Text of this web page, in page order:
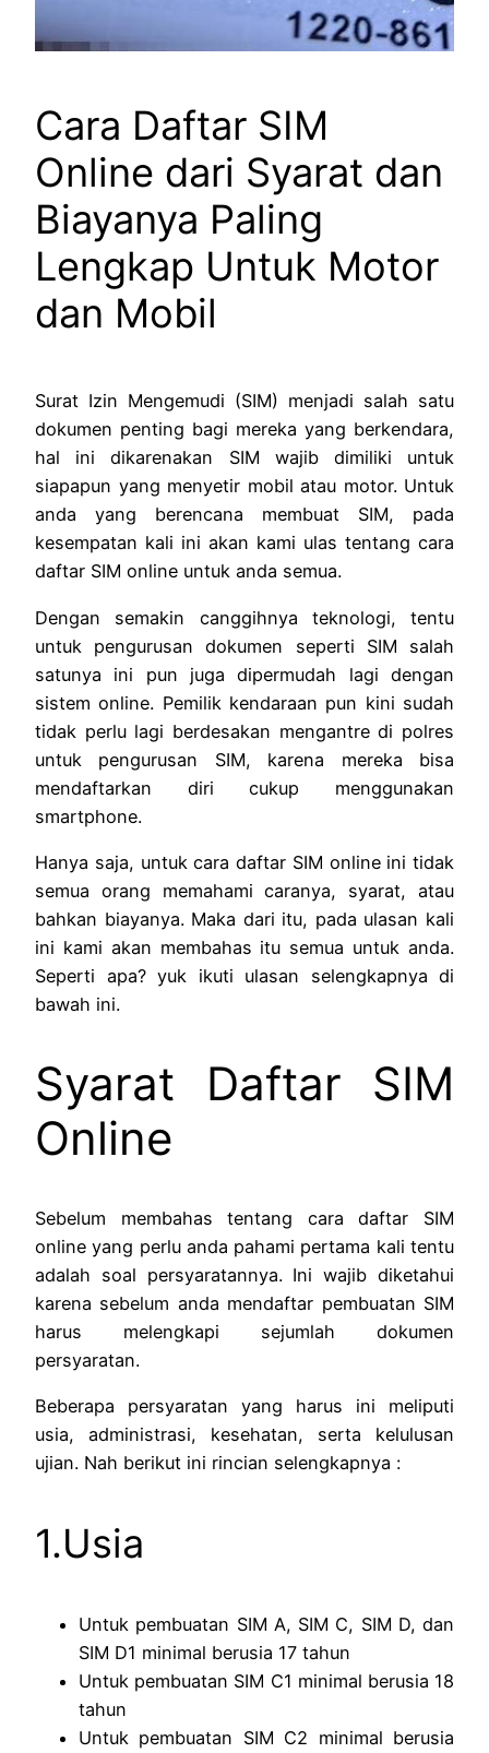
Cara Daftar SIM
Online dari Syarat dan
Biayanya Paling
Lengkap Untuk Motor
dan Mobil
Surat Izin Mengemudi (SIM) menjadi salah satu
dokumen penting bagi mereka yang berkendara,
hal ini dikarenakan SIM wajib dimiliki untuk
siapapun yang menyetir mobil atau motor. Untuk
anda yang berencana membuat SIM, pada
kesempatan kali ini akan kami ulas tentang cara
daftar SIM online untuk anda semua.
Dengan semakin canggihnya teknologi, tentu
untuk pengurusan dokumen seperti SIM salah
satunya ini pun juga dipermudah lagi dengan
sistem online. Pemilik kendaraan pun kini sudah
tidak perlu lagi berdesakan mengantre di polres
untuk pengurusan SIM, karena mereka bisa
mendaftarkan diri cukup menggunakan
smartphone.
Hanya saja, untuk cara daftar SIM online ini tidak
semua orang memahami caranya, syarat, atau
bahkan biayanya. Maka dari itu, pada ulasan kali
ini kami akan membahas itu semua untuk anda.
Seperti apa? yuk ikuti ulasan selengkapnya di
bawah ini.
Syarat Daftar SIM
Online
Sebelum membahas tentang cara daftar SIM
online yang perlu anda pahami pertama kali tentu
adalah soal persyaratannya. Ini wajib diketahui
karena sebelum anda mendaftar pembuatan SIM
harus melengkapi sejumlah dokumen
persyaratan.
Beberapa persyaratan yang harus ini meliputi
usia, administrasi, kesehatan, serta kelulusan
ujian. Nah berikut ini rincian selengkapnya :
1.Usia
Untuk pembuatan SIM A, SIM C, SIM D, dan
SIM D1 minimal berusia 17 tahun
Untuk pembuatan SIM C1 minimal berusia 18
tahun
Untuk pembuatan SIM C2 minimal berusia